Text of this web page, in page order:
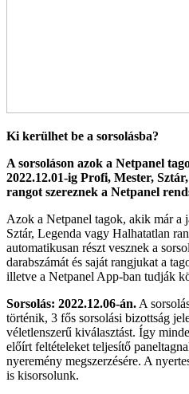
Ki kerülhet be a sorsolásba?
A sorsoláson azok a Netpanel
2022.12.01-ig Profi, Mester,
rangot szereznek a Netpanel
Azok a Netpanel tagok, akik már a
Sztár, Legenda vagy Halhatatlan
automatikusan részt vesznek a
darabszámát és saját rangjukat a
illetve a Netpanel App-ban tudják
Sorsolás: 2022.12.06-án. A
történik, 3 fős sorsolási bizottság
véletlenszerű kiválasztást. Így
előírt feltételeket teljesítő
nyeremény megszerzésére. A
is kisorsolunk.